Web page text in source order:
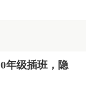
年级插班，隐